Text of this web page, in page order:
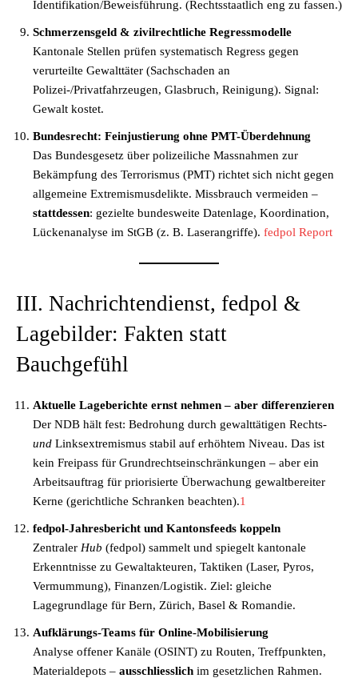
Identifikation/Beweisführung. (Rechtsstaatlich eng zu fassen.)
Schmerzensgeld & zivilrechtliche Regressmodelle
Kantonale Stellen prüfen systematisch Regress gegen
verurteilte Gewalttäter (Sachschaden an
Polizei-/Privatfahrzeugen, Glasbruch, Reinigung). Signal:
Gewalt kostet.
Bundesrecht: Feinjustierung ohne PMT-Überdehnung
Das Bundesgesetz über polizeiliche Massnahmen zur
Bekämpfung des Terrorismus (PMT) richtet sich nicht gegen
allgemeine Extremismusdelikte. Missbrauch vermeiden –
stattdessen: gezielte bundesweite Datenlage, Koordination,
Lückenanalyse im StGB (z. B. Laserangriffe). fedpol Report
III. Nachrichtendienst, fedpol &
Lagebilder: Fakten statt
Bauchgefühl
Aktuelle Lageberichte ernst nehmen – aber differenzieren
Der NDB hält fest: Bedrohung durch gewalttätigen Rechts-
und Linksextremismus stabil auf erhöhtem Niveau. Das ist
kein Freipass für Grundrechtseinschränkungen – aber ein
Arbeitsauftrag für priorisierte Überwachung gewaltbereiter
Kerne (gerichtliche Schranken beachten).1
fedpol-Jahresbericht und Kantonsfeeds koppeln
Zentraler Hub (fedpol) sammelt und spiegelt kantonale
Erkenntnisse zu Gewaltakteuren, Taktiken (Laser, Pyros,
Vermummung), Finanzen/Logistik. Ziel: gleiche
Lagegrundlage für Bern, Zürich, Basel & Romandie.
Aufklärungs-Teams für Online-Mobilisierung
Analyse offener Kanäle (OSINT) zu Routen, Treffpunkten,
Materialdepots – ausschliesslich im gesetzlichen Rahmen.